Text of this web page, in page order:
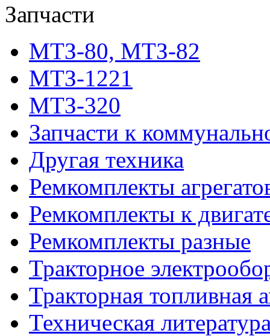
Запчасти
МТЗ-80, МТЗ-82
МТЗ-1221
МТЗ-320
Запчасти к
Другая техника
Ремкомплекты
Ремкомплекты к
Ремкомплекты разные
Тракторное
Тракторная топливная
Техническая